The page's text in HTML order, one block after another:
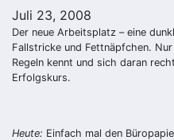
Juli 23, 2008
Der neue Arbeitsplatz – eine
Fallstricke und Fettnäpfchen.
Regeln kennt und sich daran
Erfolgskurs.
Heute: Einfach mal den